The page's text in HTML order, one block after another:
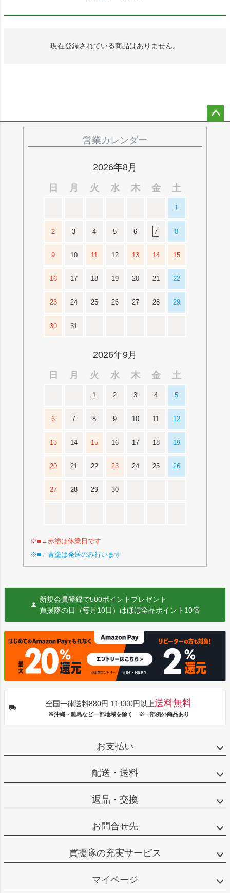
現在登録されている商品はありません。
営業カレンダー
2026年8月
日
月 火 水 木 金 土
1
2 3 4 5 6 7 8
9 10 11 12 13 14 15
16 17 18 19 20 21 22
23 24 25 26 27 28 29
30 31
2026年9月
日
月 火 水 木 金 土
1 2 3 4 5
6 7 8 9 10 11 12
13 14 15 16 17 18 19
20 21 22 23 24 25 26
27 28 29 30
※■←赤塗は休業日です
※■←青塗は発送のみ行います
新規会員登録で500ポイントプレゼント
買援隊の日（毎月10日）はほぼ全品ポイント10倍
全国一律送料880円 11,000円以上送料無料
※沖縄・離島など一部地域を除く ※一部例外商品あり
お支払い
配送・送料
返品・交換
お問合せ先
買援隊の充実サービス
マイページ